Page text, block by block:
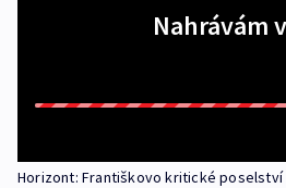
Nahrávám
Horizont: Františkovo kritické poselství